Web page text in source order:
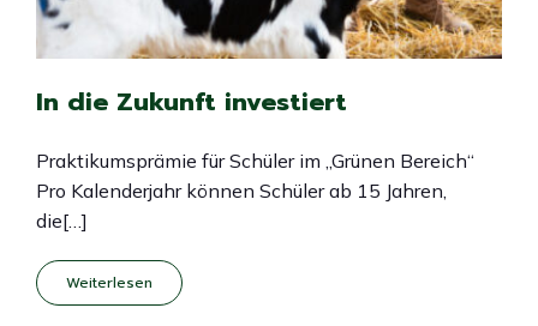
In die Zukunft investiert
Praktikumsprämie für Schüler im „Grünen Bereich“
Pro Kalenderjahr können Schüler ab 15 Jahren,
die[…]
Weiterlesen